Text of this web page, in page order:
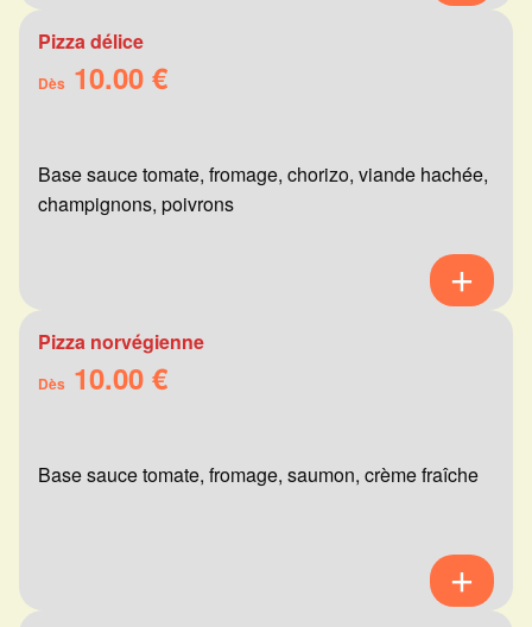
Pizza délice
Dès 10.00 €
Base sauce tomate, fromage, chorizo, viande hachée,
champignons, poivrons
Pizza norvégienne
Dès 10.00 €
Base sauce tomate, fromage, saumon, crème fraîche